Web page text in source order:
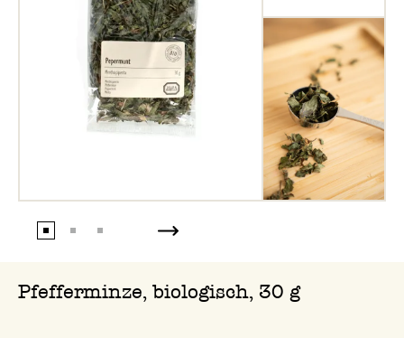
Pfefferminze, biologisch, 30 g